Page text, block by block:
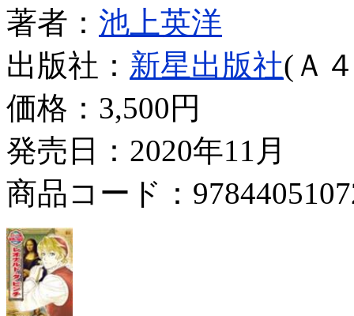
著者： 池上英洋
出版社： 新星出版社(Ａ
価格： 3,500円
発売日：2020年11月
商品コード：